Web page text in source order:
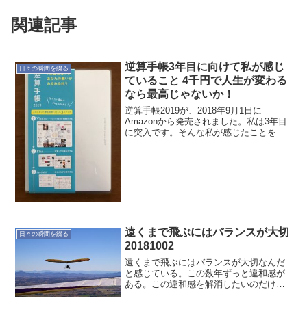
関連記事
日々の瞬間を綴る
逆算手帳3年目に向けて私が感じ
ていること 4千円で人生が変わる
なら最高じゃないか！
逆算手帳2019が、2018年9月1日に
Amazonから発売されました。私は3年目
に突入です。そんな私が感じたことを書
日々の瞬間を綴る
遠くまで飛ぶにはバランスが大切
20181002
遠くまで飛ぶにはバランスが大切なんだ
と感じている。この数年ずっと違和感が
ある。この違和感を解消したいのだけれ